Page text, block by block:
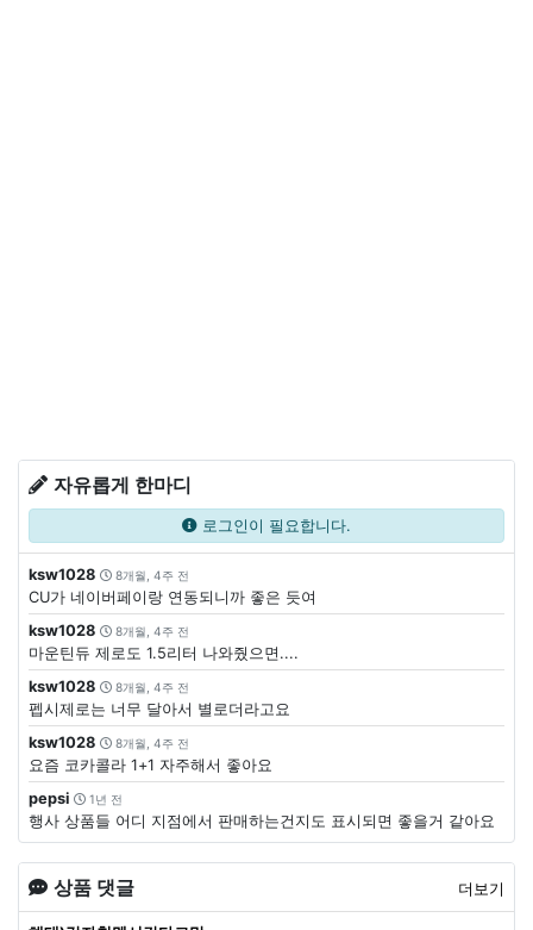
자유롭게 한마디
로그인이 필요합니다.
ksw1028 8개월, 4주 전
CU가 네이버페이랑 연동되니까 좋은 듯여
ksw1028
8개월, 4주 전
마운틴듀 제로도 1.5리터 나와줬으면....
ksw1028
8개월, 4주 전
펩시제로는 너무 달아서 별로더라고요
ksw1028
8개월, 4주 전
요즘 코카콜라 1+1 자주해서 좋아요
pepsi
1년 전
행사 상품들 어디 지점에서 판매하는건지도 표시되면 좋을거 같아요
상품 댓글 더보기